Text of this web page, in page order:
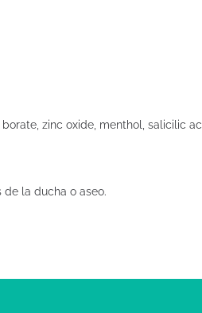
zinc oxide, menthol, salicilic
la ducha o aseo.